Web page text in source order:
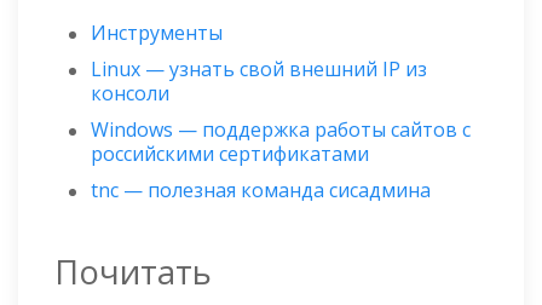
Инструменты
Linux — узнать свой внешний IP из
консоли
Windows — поддержка работы сайтов с
российскими сертификатами
tnc — полезная команда сисадмина
Почитать